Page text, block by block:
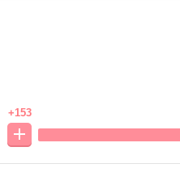
+153